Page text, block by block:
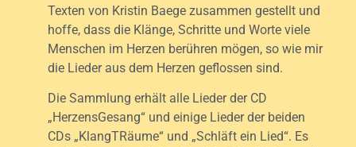
Texten von Kristin Baege zusammen gestellt und
hoffe, dass die Klänge, Schritte und Worte viele
Menschen im Herzen berühren mögen, so wie mir
die Lieder aus dem Herzen geflossen sind.
Die Sammlung erhält alle Lieder der CD
„HerzensGesang“ und einige Lieder der beiden
CDs „KlangTRäume“ und „Schläft ein Lied“. Es